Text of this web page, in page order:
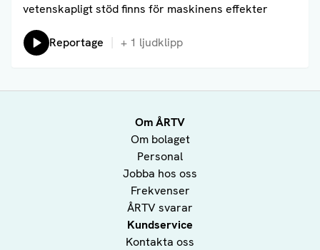
vetenskapligt stöd finns för maskinens effekter
Lyssna på:
Reportage + 1 ljudklipp
Om ÅRTV
Om bolaget
Personal
Jobba hos oss
Frekvenser
ÅRTV svarar
Kundservice
Kontakta oss